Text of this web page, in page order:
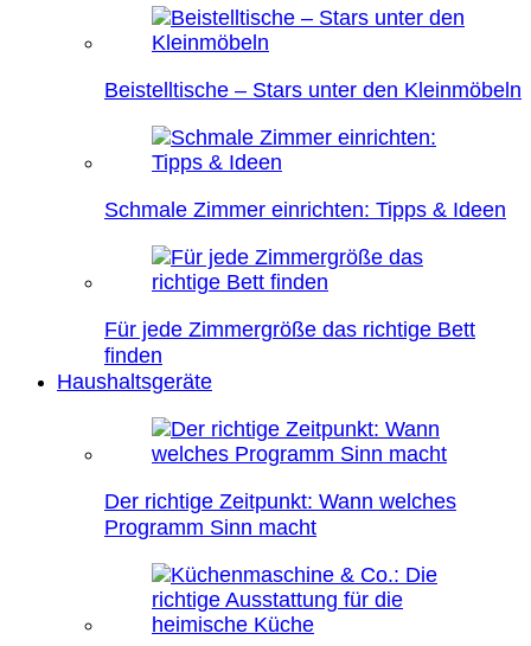
Beistelltische – Stars unter den Kleinmöbeln
Schmale Zimmer einrichten: Tipps & Ideen
Für jede Zimmergröße das richtige Bett
finden
Haushaltsgeräte
Der richtige Zeitpunkt: Wann welches
Programm Sinn macht